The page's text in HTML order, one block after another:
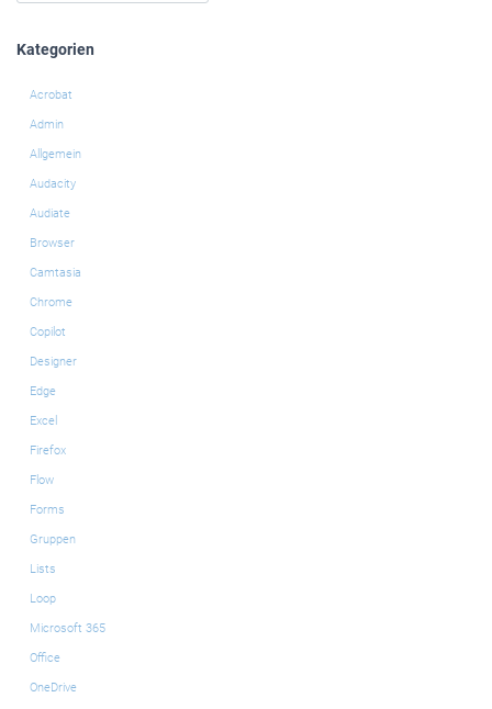
Kategorien
Acrobat
Admin
Allgemein
Audacity
Audiate
Browser
Camtasia
Chrome
Copilot
Designer
Edge
Excel
Firefox
Flow
Forms
Gruppen
Lists
Loop
Microsoft 365
Office
OneDrive